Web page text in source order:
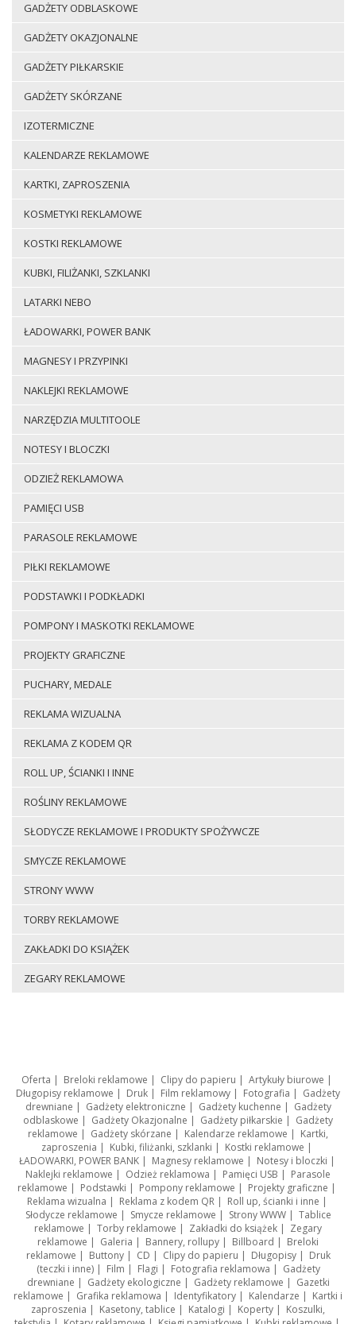
GADŻETY ODBLASKOWE
GADŻETY OKAZJONALNE
GADŻETY PIŁKARSKIE
GADŻETY SKÓRZANE
IZOTERMICZNE
KALENDARZE REKLAMOWE
KARTKI, ZAPROSZENIA
KOSMETYKI REKLAMOWE
KOSTKI REKLAMOWE
KUBKI, FILIŻANKI, SZKLANKI
LATARKI NEBO
ŁADOWARKI, POWER BANK
MAGNESY I PRZYPINKI
NAKLEJKI REKLAMOWE
NARZĘDZIA MULTITOOLE
NOTESY I BLOCZKI
ODZIEŻ REKLAMOWA
PAMIĘCI USB
PARASOLE REKLAMOWE
PIŁKI REKLAMOWE
PODSTAWKI I PODKŁADKI
POMPONY I MASKOTKI REKLAMOWE
PROJEKTY GRAFICZNE
PUCHARY, MEDALE
REKLAMA WIZUALNA
REKLAMA Z KODEM QR
ROLL UP, ŚCIANKI I INNE
ROŚLINY REKLAMOWE
SŁODYCZE REKLAMOWE I PRODUKTY SPOŻYWCZE
SMYCZE REKLAMOWE
STRONY WWW
TORBY REKLAMOWE
ZAKŁADKI DO KSIĄŻEK
ZEGARY REKLAMOWE
Oferta | Breloki reklamowe | Clipy do papieru | Artykuły biurowe |
Długopisy reklamowe | Druk | Film reklamowy | Fotografia | Gadżety
drewniane | Gadżety elektroniczne | Gadżety kuchenne | Gadżety
odblaskowe | Gadżety Okazjonalne | Gadżety piłkarskie | Gadżety
reklamowe | Gadżety skórzane | Kalendarze reklamowe | Kartki,
zaproszenia | Kubki, filiżanki, szklanki | Kostki reklamowe |
ŁADOWARKI, POWER BANK| Magnesy reklamowe | Notesy i bloczki |
Naklejki reklamowe | Odzież reklamowa | Pamięci USB | Parasole
reklamowe | Podstawki | Pompony reklamowe | Projekty graficzne |
Reklama wizualna | Reklama z kodem QR| Roll up, ścianki i inne |
Słodycze reklamowe | Smycze reklamowe | Strony WWW| Tablice
reklamowe | Torby reklamowe | Zakładki do książek | Zegary
reklamowe | Galeria | Bannery, rollupy | Billboard | Breloki
reklamowe | Buttony| CD | Clipy do papieru | Długopisy| Druk
(teczki i inne)| Film | Flagi | Fotografia reklamowa | Gadżety
drewniane | Gadżety ekologiczne | Gadżety reklamowe | Gazetki
reklamowe | Grafika reklamowa | Identyfikatory | Kalendarze | Kartki i
zaproszenia | Kasetony, tablice | Katalogi | Koperty | Koszulki,